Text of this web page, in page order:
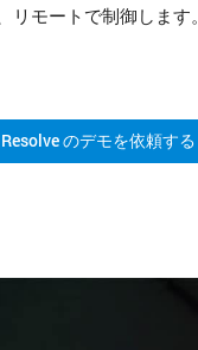
リモートで制御します。
Resolve のデモを依頼する